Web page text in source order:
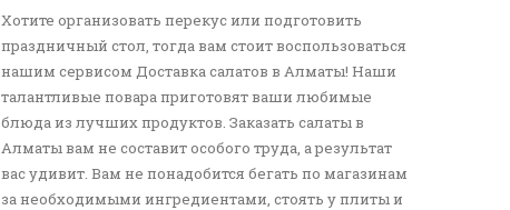
Хотите организовать перекус или подготовить
праздничный стол, тогда вам стоит воспользоваться
нашим сервисом Доставка салатов в Алматы! Наши
талантливые повара приготовят ваши любимые
блюда из лучших продуктов. Заказать салаты в
Алматы вам не составит особого труда, а результат
вас удивит. Вам не понадобится бегать по магазинам
за необходимыми ингредиентами, стоять у плиты и